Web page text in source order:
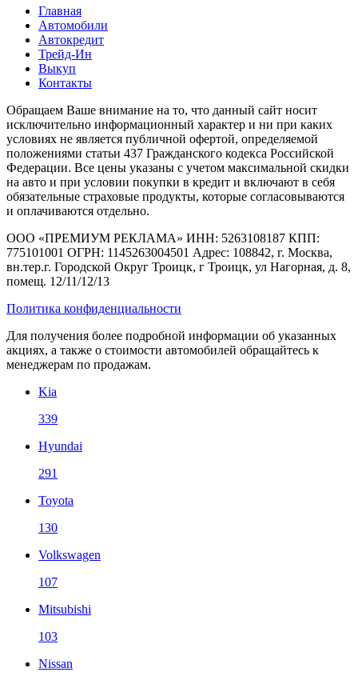
Главная
Автомобили
Автокредит
Трейд-Ин
Выкуп
Контакты
Обращаем Ваше внимание на то, что данный сайт носит
исключительно информационный характер и ни при каких
условиях не является публичной офертой, определяемой
положениями статьи 437 Гражданского кодекса Российской
Федерации. Все цены указаны с учетом максимальной скидки
на авто и при условии покупки в кредит и включают в себя
обязательные страховые продукты, которые согласовываются
и оплачиваются отдельно.
ООО «ПРЕМИУМ РЕКЛАМА» ИНН: 5263108187 КПП:
775101001 ОГРН: 1145263004501 Адрес: 108842, г. Москва,
вн.тер.г. Городской Округ Троицк, г Троицк, ул Нагорная, д. 8,
помещ. 12/11/12/13
Политика конфиденциальности
Для получения более подробной информации об указанных
акциях, а также о стоимости автомобилей обращайтесь к
менеджерам по продажам.
Kia
339
Hyundai
291
Toyota
130
Volkswagen
107
Mitsubishi
103
Nissan